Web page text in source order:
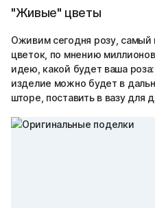
"Живые" цветы
Оживим сегодня розу, самый
цветок, по мнению
идею, какой будет ваша
изделие можно будет в
шторе, поставить в вазу для